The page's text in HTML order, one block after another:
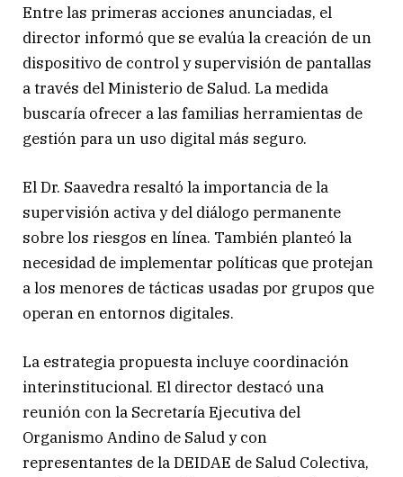
Entre las primeras acciones anunciadas, el
director informó que se evalúa la creación de un
dispositivo de control y supervisión de pantallas
a través del Ministerio de Salud. La medida
buscaría ofrecer a las familias herramientas de
gestión para un uso digital más seguro.
El Dr. Saavedra resaltó la importancia de la
supervisión activa y del diálogo permanente
sobre los riesgos en línea. También planteó la
necesidad de implementar políticas que protejan
a los menores de tácticas usadas por grupos que
operan en entornos digitales.
La estrategia propuesta incluye coordinación
interinstitucional. El director destacó una
reunión con la Secretaría Ejecutiva del
Organismo Andino de Salud y con
representantes de la DEIDAE de Salud Colectiva,